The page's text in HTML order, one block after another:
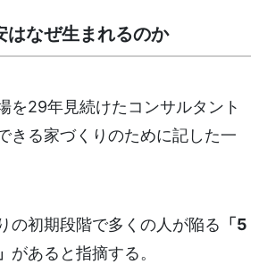
はなぜ生まれるのか
を29年見続けたコンサルタント
きる家づくりのために記した一
の初期段階で多くの人が陥る 「5
があると指摘する。